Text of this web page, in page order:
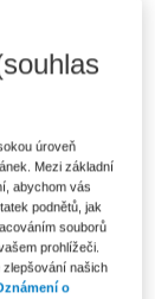
108 Kč
úroveň
Mezi základní
abychom vás
podnětů, jak
souborů
prohlížeči.
zlepšování našich
o